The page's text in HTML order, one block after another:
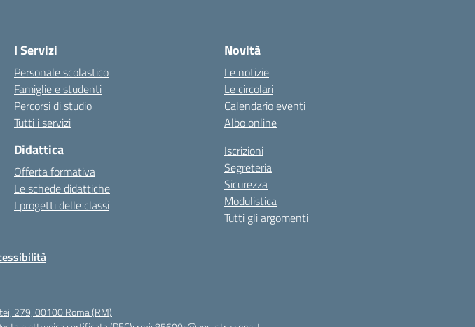
I Servizi
Personale scolastico
Famiglie e studenti
Percorsi di studio
Tutti i servizi
Didattica
Offerta formativa
Le schede didattiche
I progetti delle classi
Novità
Le notizie
Le circolari
Calendario eventi
Albo online
Iscrizioni
Segreteria
Sicurezza
Modulistica
Tutti gli argomenti
279, 00100 Roma (RM)